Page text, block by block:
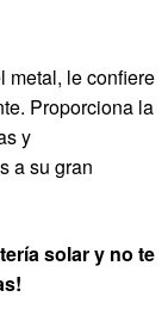
metal, le confiere
Proporciona la
y
a su gran
solar y no te